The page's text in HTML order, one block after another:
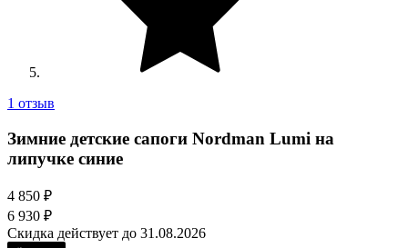
1 отзыв
Зимние детские сапоги Nordman Lumi на
липучке синие
4 850 ₽
6 930 ₽
Скидка действует до 31.08.2026